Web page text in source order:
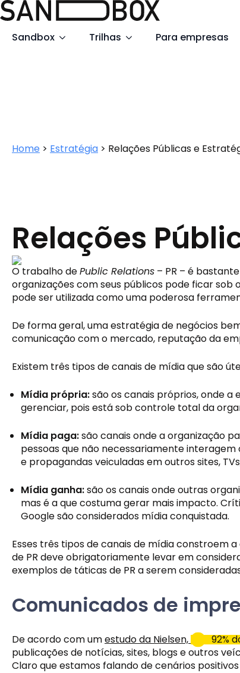
Sandbox Trilhas Para empresas
for:
Home > Estratégia > Relações Públicas e
Relações
O trabalho de Public Relations – PR – é
organizações com seus públicos pode ficar sob
pode ser utilizada como uma poderosa
De forma geral, uma estratégia de negócios
comunicação com o mercado, reputação da
Existem três tipos de canais de mídia que são
Mídia própria: são os canais próprios, onde a
gerenciar, pois está sob controle total da
Mídia paga: são canais onde a organização
pessoas que não necessariamente
e propagandas veiculadas em outros sites,
Mídia ganha: são os canais onde outras
mas é a que costuma gerar mais impacto.
Google são considerados mídia conquistada.
Esses três tipos de canais de mídia constroem
de PR deve obrigatoriamente levar em
exemplos de táticas de PR a serem
Comunicados de
De acordo com um estudo da Nielsen, 92%
publicações de notícias, sites, blogs e outros
Claro que estamos falando de cenários